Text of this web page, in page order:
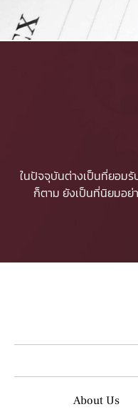
ในปัจจุบันต่างเป็นที่ยอม
ก็ตาม ยังเป็นที่นิยมอย่
About Us